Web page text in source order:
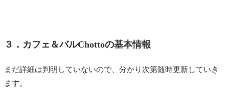
３． カフェ＆バルChottoの基本情報
まだ詳細は判明していないので、分かり次第随時更新していき
ます。